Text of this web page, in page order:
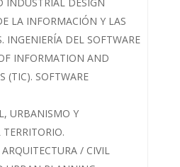
LA INFORMACIÓN Y LAS
INGENIERÍA DEL SOFTWARE
INFORMATION AND
(TIC). SOFTWARE
URBANISMO Y
/ CIVIL